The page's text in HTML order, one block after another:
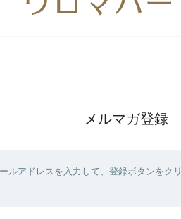
メルマガ登録
ルアドレスを入力して、登録ボタンをク